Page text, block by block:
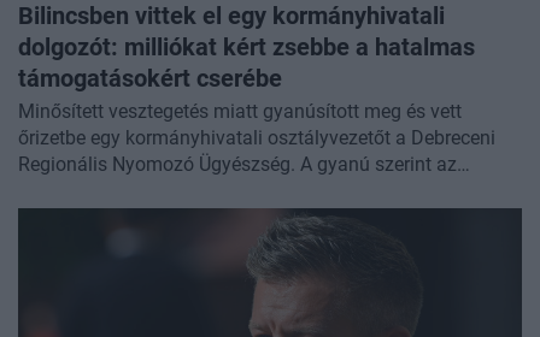
Bilincsben vittek el egy kormányhivatali
dolgozót: milliókat kért zsebbe a hatalmas
támogatásokért cserébe
Minősített vesztegetés miatt gyanúsított meg és vett
őrizetbe egy kormányhivatali osztályvezetőt a Debreceni
Regionális Nyomozó Ügyészség. A gyanú szerint az
el egy Szabolcs-Szatmár-Bereg vármegyei vállalkozótól, aki
közel egymilliárd forintos pályázata pozitív elbírálásáért
cserébe az elnyert összeg 3 százalékát ajánlotta fel. A
vállalkozó egy újabb, 400 milliós pályázat kapcsán is
fizetett, a kenőpénz átadása után a Terrorelhárítási